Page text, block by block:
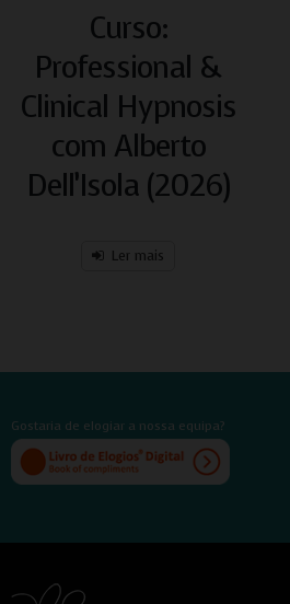
Curso:
Professional &
Clinical Hypnosis
com Alberto
Dell’Isola (2026)
Ler mais
Gostaria de elogiar a nossa equipa?